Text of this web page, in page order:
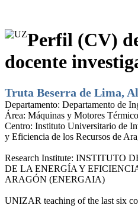
Perfil (CV)
docente
Truta Beserra de Lima,
Departamento: Departamento de
Área: Máquinas y Motores
Centro: Instituto Universitario de
y Eficiencia de los Recursos de
Research Institute: INSTITUTO
DE LA ENERGÍA Y
ARAGÓN (ENERGAIA)
UNIZAR teaching of the last six